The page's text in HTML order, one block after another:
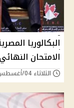
الامتحان
الثلاثاء 04/أغسطس/2026 - 07:58 م